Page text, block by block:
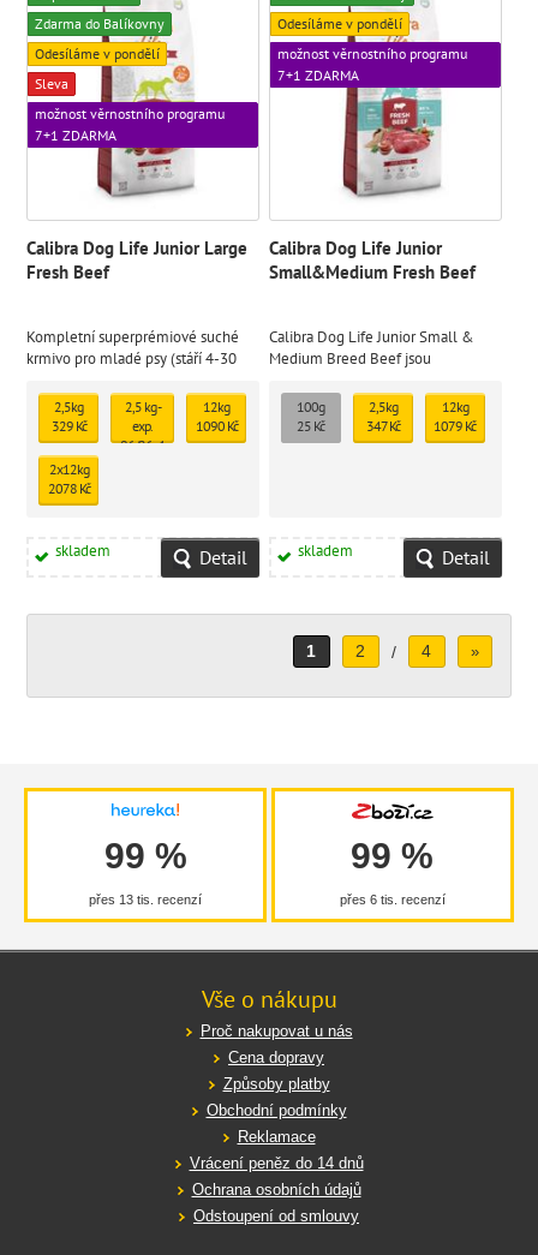
Zdarma do Balíkovny
Odesíláme v pondělí
Sleva
možnost věrnostního programu
7+1 ZDARMA
Calibra Dog Life Junior Large
Fresh Beef
Kompletní superprémiové suché
krmivo pro mladé psy (stáří 4-30
kg) 2,5kg
329 Kč
2,5 kg -
exp.
06/26 - 1
12kg
1090 Kč
2x12kg
2078 Kč
skladem Detail
Odesíláme v pondělí
možnost věrnostního programu
7+1 ZDARMA
Calibra Dog Life Junior
Small&Medium Fresh Beef
Calibra Dog Life Junior Small &
Medium Breed Beef jsou
hovězím masem, určené pro mladé
psy malých a středních plemen (do
30 kg) ve věku 3–12 měsíců.
100g
25 Kč
2,5kg
347 Kč
12kg
1079 Kč
skladem Detail
1 2 / 4 »
99 %
přes 13 tis. recenzí
99 %
přes 6 tis. recenzí
Vše o nákupu
Proč nakupovat u nás
Cena dopravy
Způsoby platby
Obchodní podmínky
Reklamace
Vrácení peněz do 14 dnů
Ochrana osobních údajů
Odstoupení od smlouvy